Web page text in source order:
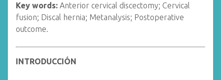
Key words: Anterior cervical discectomy; Cervical
fusion; Discal hernia; Metanalysis; Postoperative
outcome.
INTRODUCCIÓN